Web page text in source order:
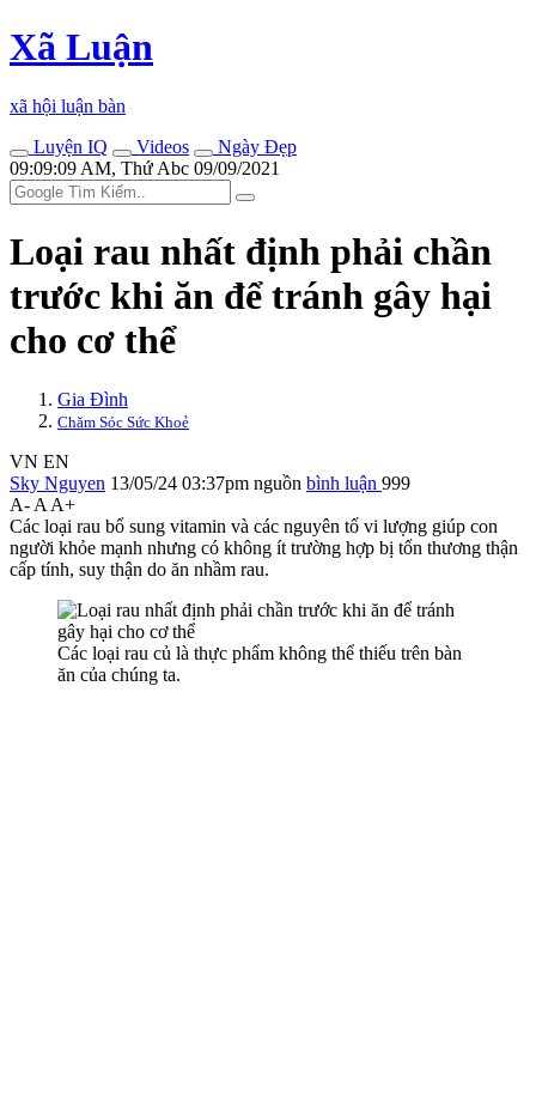
Xã Luận
xã hội luận bàn
Luyện IQ
Videos
Ngày Đẹp
09:09:09 AM, Thứ Abc 09/09/2021
Loại rau nhất định phải chần
trước khi ăn để tránh gây hại
cho c‌ơ th‌ể
Gia Đình
Chăm Sóc Sức Khoẻ
VN EN
Sky Nguyen 13/05/24 03:37pm nguồn bình luận 999
A- A A+
Các loại rau bổ sung vitamin và các nguyên tố vi lượng giúp con
người khỏe mạnh nhưng có không ít trường hợp bị tổn thương thận
cấp tính, suy thận do ăn nhầm rau.
Các loại rau củ là thực phẩm không thể thiếu trên bàn
ăn của chúng ta.